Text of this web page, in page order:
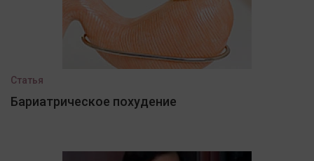
Статья
Бариатрическое похудение